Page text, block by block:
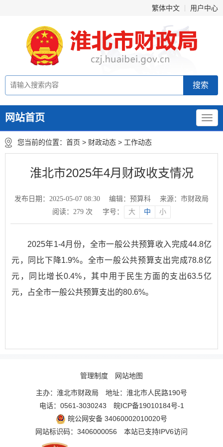
繁体中文 用户中心
网站首页
您当前的位置： 首页 > 财政动态 > 工作动态
淮北市2025年4月财政收支情况
发布日期：2025-05-07 08:30 编辑：预算科
来源：市财政局
阅读： 279 次 字号： 大 中 小
2025年1-4月份，全市一般公共预算收入完成44.8亿
元，同比下降1.9%。全市一般公共预算支出完成78.8亿
元，同比增长0.4%，其中用于民生方面的支出63.5亿
元，占全市一般公共预算支出的80.6%。
管理制度 网站地图
主办：淮北市财政局
地址：淮北市人民路190号
电话：0561-3030243
皖ICP备19010184号-1
皖公网安备 34060002010020号
网站标识码：3406000056
本站已支持IPV6访问